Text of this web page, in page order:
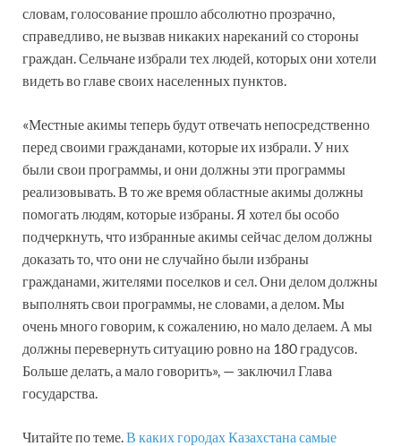
словам, голосование прошло абсолютно прозрачно,
справедливо, не вызвав никаких нареканий со стороны
граждан. Сельчане избрали тех людей, которых они хотели
видеть во главе своих населенных пунктов.
«Местные акимы теперь будут отвечать непосредственно
перед своими гражданами, которые их избрали. У них
были свои программы, и они должны эти программы
реализовывать. В то же время областные акимы должны
помогать людям, которые избраны. Я хотел бы особо
подчеркнуть, что избранные акимы сейчас делом должны
доказать то, что они не случайно были избраны
гражданами, жителями поселков и сел. Они делом должны
выполнять свои программы, не словами, а делом. Мы
очень много говорим, к сожалению, но мало делаем. А мы
должны перевернуть ситуацию ровно на 180 градусов.
Больше делать, а мало говорить», — заключил Глава
государства.
Читайте по теме.В каких городах Казахстана самые